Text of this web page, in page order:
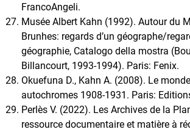
FrancoAngeli.
Musée Albert Kahn (1992). Autour du
Brunhes: regards d’un géographe/
géographie, Catalogo della mostra
Billancourt, 1993-1994). Paris: Fenix.
Okuefuna D., Kahn A. (2008). Le
autochromes 1908-1931. Paris:
Perlès V. (2022). Les Archives de la
ressource documentaire et matière à